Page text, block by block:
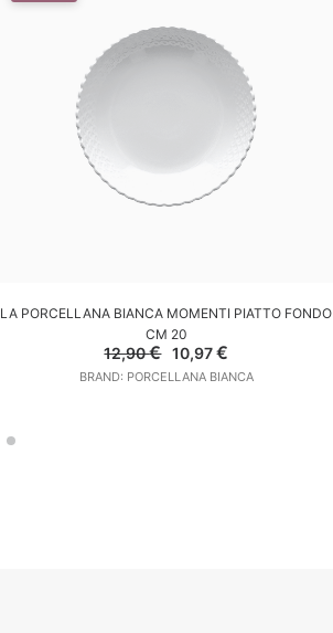
AGGIUNGI AL CARRELLO
LA PORCELLANA BIANCA MOMENTI PIATTO FONDO
CM 20
12,90€ Il
prezzo
originale
10,97€Il
attuale
BRAND: PORCELLANA BIANCA